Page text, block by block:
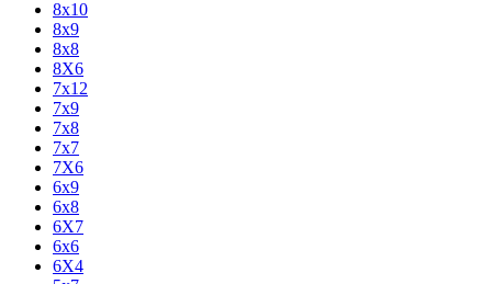
8x10
8x9
8x8
8X6
7x12
7x9
7x8
7x7
7X6
6x9
6x8
6X7
6x6
6X4